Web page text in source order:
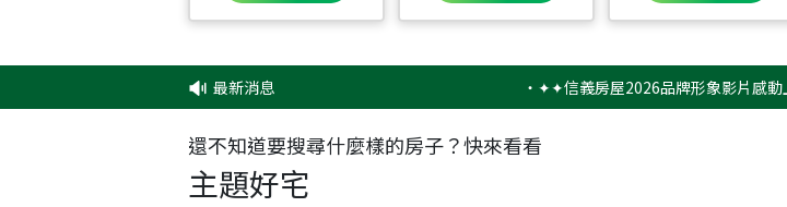
最新消息 ✦✦信義房屋2026品牌形象影片感動上映✦✦
還不知道要搜尋什麼樣的房子？快來看看
主題好宅